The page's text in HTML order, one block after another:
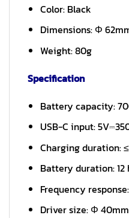
Color: Black
Dimensions: Φ
Weight: 80g
Specification
Battery capacity:
USB-C input:
Charging duration:
Battery duration: 12
Frequency
Driver size: Φ 40mm